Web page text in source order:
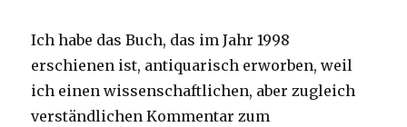
Ich habe das Buch, das im Jahr 1998
erschienen ist, antiquarisch erworben, weil
ich einen wissenschaftlichen, aber zugleich
verständlichen Kommentar zum